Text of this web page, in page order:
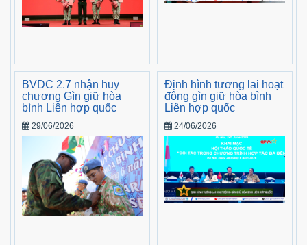
BVDC 2.7 nhận huy
chương Gìn giữ hòa
bình Liên hợp quốc
29/06/2026
Định hình tương lai hoạt
động gìn giữ hòa bình
Liên hợp quốc
24/06/2026